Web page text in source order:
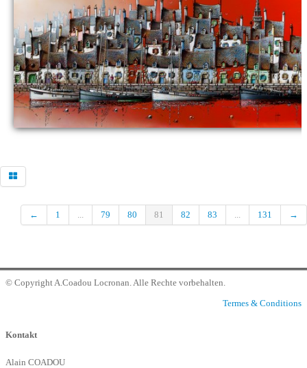
Meerestiere
Neue
Commander
Kontakt Galerie
← 1 ... 79 80 81 82 83 ... 131 →
© Copyright A.Coadou Locronan. Alle Rechte vorbehalten.
Termes & Conditions
Kontakt
Alain COADOU